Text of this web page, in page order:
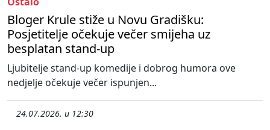
Bloger Krule stiže u Novu Gradišku:
Posjetitelje očekuje večer smijeha uz
besplatan stand-up
Ljubitelje stand-up komedije i dobrog humora ove
nedjelje očekuje večer ispunjen...
24.07.2026. u 12:30